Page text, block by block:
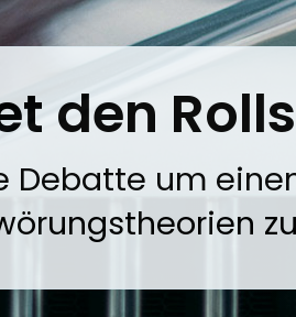
den
Debatte um